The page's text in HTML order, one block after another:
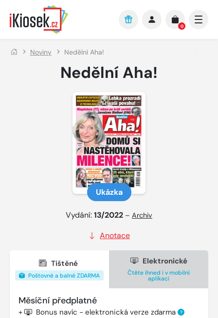
Přejít na hlavní obsah
0
Noviny Nedělní Aha!
Nedělní Aha!
Ukázka
Vydání:13/2022 – Archiv
Anotace
Tištěné
Poštovné a balné ZDARMA
Elektronické
Čtěte ihned i v mobilní
aplikaci
Měsíční předplatné
+ Bonus navíc - elektronická verze zdarma ?